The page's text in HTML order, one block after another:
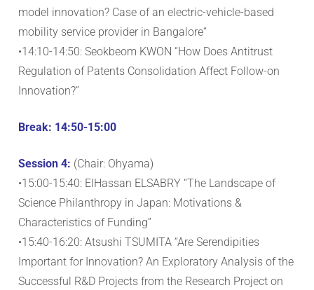
model innovation? Case of an electric-vehicle-based
mobility service provider in Bangalore“
•14:10-14:50: Seokbeom KWON “How Does Antitrust
Regulation of Patents Consolidation Affect Follow-on
Innovation?”
Break: 14:50-15:00
Session 4: (Chair: Ohyama)
•15:00-15:40: ElHassan ELSABRY “The Landscape of
Science Philanthropy in Japan: Motivations &
Characteristics of Funding”
•15:40-16:20: Atsushi TSUMITA “Are Serendipities
Important for Innovation? An Exploratory Analysis of the
Successful R&D Projects from the Research Project on